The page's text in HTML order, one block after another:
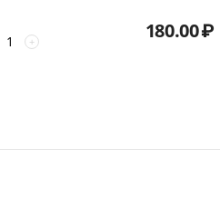
+ 180.00₽